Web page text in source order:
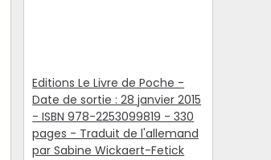
Editions Le Livre de Poche -
Date de sortie : 28 janvier 2015
- ISBN 978-2253099819 - 330
pages - Traduit de l'allemand
par Sabine Wickaert-Fetick